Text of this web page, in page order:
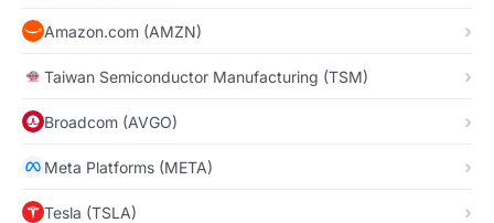
Amazon.com (AMZN)
Taiwan Semiconductor Manufacturing (TSM)
Broadcom (AVGO)
Meta Platforms (META)
Tesla (TSLA)